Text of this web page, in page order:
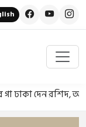
দেন রশিদ, অবশেষে